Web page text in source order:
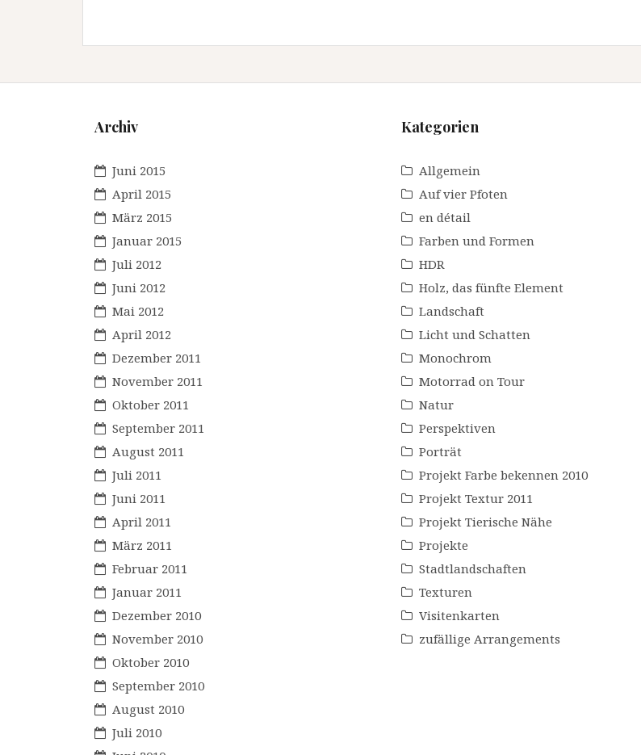
Archiv
Juni 2015
April 2015
März 2015
Januar 2015
Juli 2012
Juni 2012
Mai 2012
April 2012
Dezember 2011
November 2011
Oktober 2011
September 2011
August 2011
Juli 2011
Juni 2011
April 2011
März 2011
Februar 2011
Januar 2011
Dezember 2010
November 2010
Oktober 2010
September 2010
August 2010
Juli 2010
Kategorien
Allgemein
Auf vier Pfoten
en détail
Farben und Formen
HDR
Holz, das fünfte Element
Landschaft
Licht und Schatten
Monochrom
Motorrad on Tour
Natur
Perspektiven
Porträt
Projekt Farbe bekennen 2010
Projekt Textur 2011
Projekt Tierische Nähe
Projekte
Stadtlandschaften
Texturen
Visitenkarten
zufällige Arrangements